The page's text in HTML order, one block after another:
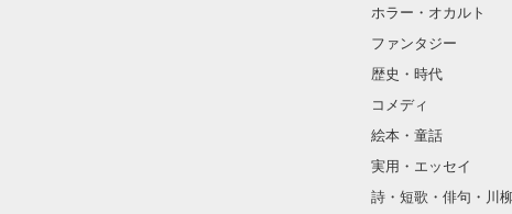
ホラー・オカルト
ファンタジー
歴史・時代
コメディ
絵本・童話
実用・エッセイ
詩・短歌・俳句・川柳